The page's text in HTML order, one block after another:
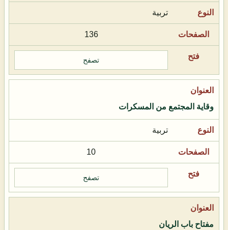
تربية
136
تصفح
وقاية المجتمع من المسكرات
تربية
10
تصفح
مفتاح باب الريان